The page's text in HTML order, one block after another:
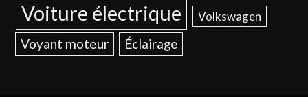
Voiture électrique Volkswagen
Voyant moteur Éclairage